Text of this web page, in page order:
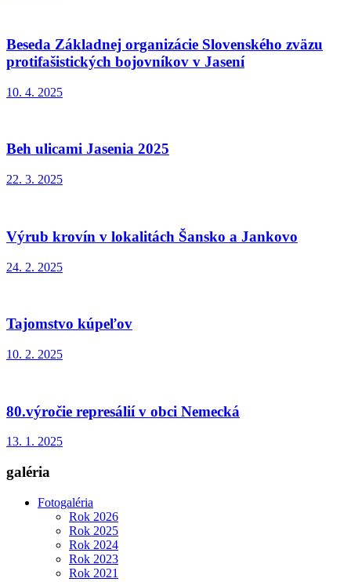
Beseda Základnej organizácie Slovenského zväzu
protifašistických bojovníkov v Jasení
10. 4. 2025
Beh ulicami Jasenia 2025
22. 3. 2025
Výrub krovín v lokalitách Šansko a Jankovo
24. 2. 2025
Tajomstvo kúpeľov
10. 2. 2025
80.výročie represálií v obci Nemecká
13. 1. 2025
galéria
Fotogaléria
Rok 2026
Rok 2025
Rok 2024
Rok 2023
Rok 2021